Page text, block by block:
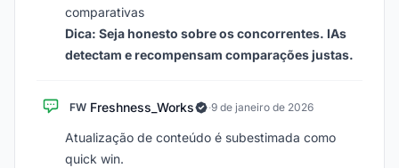
comparativas
Dica: Seja honesto sobre os concorrentes. IAs
detectam e recompensam comparações justas.
FW Freshness_Works ·9 de janeiro de 2026
Atualização de conteúdo é subestimada como
quick win.